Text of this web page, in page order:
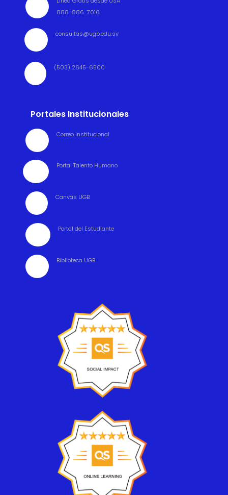
888-886-7016
consultas@ugb.edu.sv
(503) 2645-6500
Portales Institucionales
Correo Institucional
Portal Talento Humano
Canvas UGB
Portal del Estudiante
Biblioteca UGB